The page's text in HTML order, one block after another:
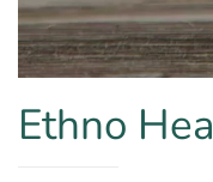
Ethno